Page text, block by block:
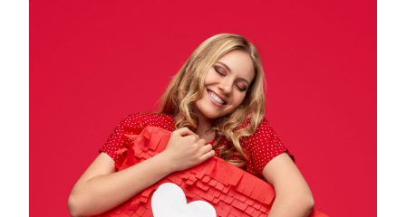
ENGAJAMENTO
NAS
REDES
SOCIAIS